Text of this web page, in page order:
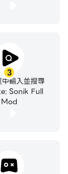
3
輸入並搜尋
Sonik Full
Mod